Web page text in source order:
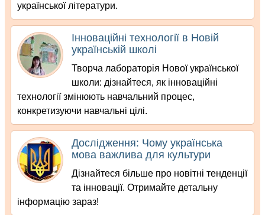
української літератури.
Інноваційні технології в Новій
українській школі
Творча лабораторія Нової української
школи: дізнайтеся, як інноваційні
технології змінюють навчальний процес,
конкретизуючи навчальні цілі.
Дослідження: Чому українська
мова важлива для культури
Дізнайтеся більше про новітні тенденції
та інновації. Отримайте детальну
інформацію зараз!